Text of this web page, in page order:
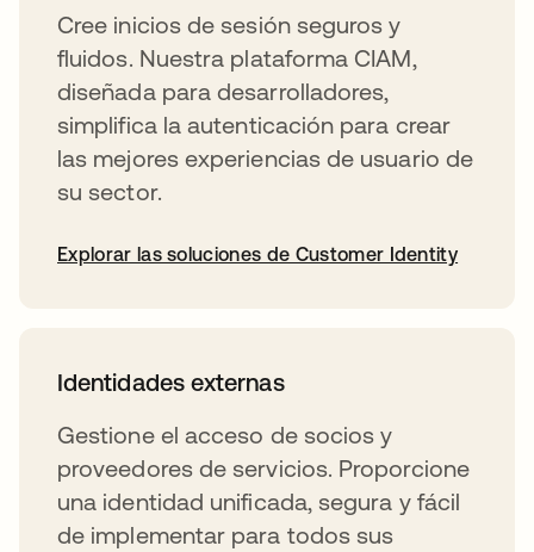
Cree inicios de sesión seguros y
fluidos. Nuestra plataforma CIAM,
diseñada para desarrolladores,
simplifica la autenticación para crear
las mejores experiencias de usuario de
su sector.
Explorar las soluciones de Customer Identity
Identidades externas
Gestione el acceso de socios y
proveedores de servicios. Proporcione
una identidad unificada, segura y fácil
de implementar para todos sus